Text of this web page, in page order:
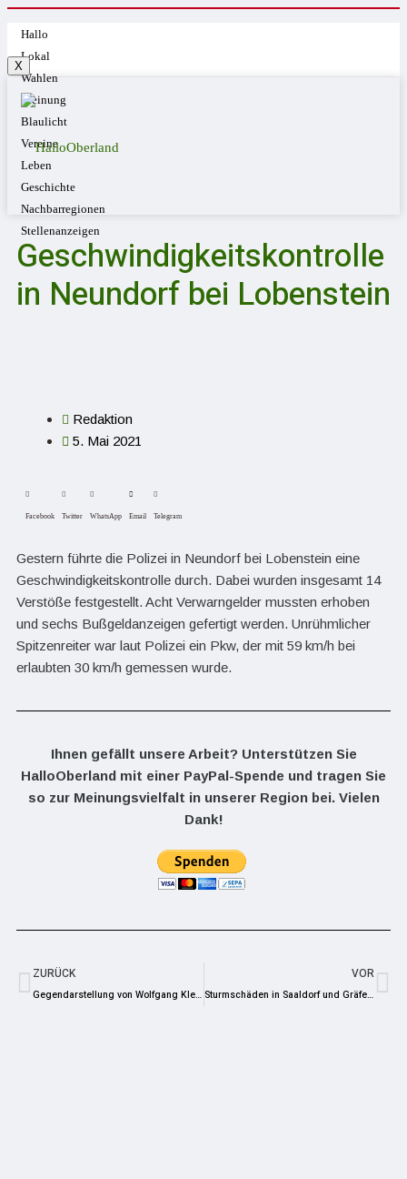
Hallo
Lokal
Wahlen
Meinung
Blaulicht
Vereine
Leben
Geschichte
Nachbarregionen
Stellenanzeigen
X
Geschwindigkeitskontrolle
in Neundorf bei Lobenstein
Redaktion
5. Mai 2021
Facebook Twitter WhatsApp Email Telegram
Gestern führte die Polizei in Neundorf bei Lobenstein eine
Geschwindigkeitskontrolle durch. Dabei wurden insgesamt 14
Verstöße festgestellt. Acht Verwarngelder mussten erhoben
und sechs Bußgeldanzeigen gefertigt werden. Unrühmlicher
Spitzenreiter war laut Polizei ein Pkw, der mit 59 km/h bei
erlaubten 30 km/h gemessen wurde.
Ihnen gefällt unsere Arbeit? Unterstützen Sie
HalloOberland mit einer PayPal-Spende und tragen Sie
so zur Meinungsvielfalt in unserer Region bei. Vielen
Dank!
ZURÜCK
Gegendarstellung von Wolfgang Kleindienst (UBV) zu OTZ-Artikel
VOR
Sturmschäden in Saaldorf und Gräfenwarth – Bäume auf Autos gestürtzt